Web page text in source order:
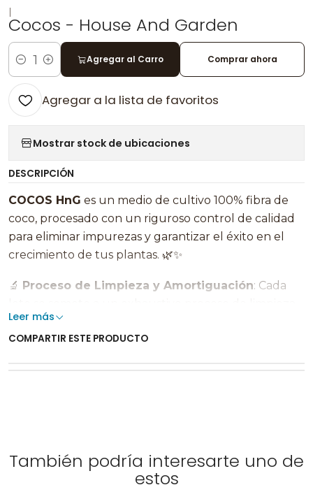
|
Cocos - House And Garden
Cantidad
Agregar al Carro Comprar ahora
Agregar a la lista de favoritos
Mostrar stock de ubicaciones
DESCRIPCIÓN
COCOS HnG es un medio de cultivo 100% fibra de
coco, procesado con un riguroso control de calidad
para eliminar impurezas y garantizar el éxito en el
crecimiento de tus plantas. 🌿✨
🔬 Proceso de Limpieza y Amortiguación: Cada
eliminando cualquier impureza para asegurar un
entorno de cultivo limpio y saludable. 🧼🌍
🔬Control de Calidad de Clase Mundial : Gracias a
nuestros laboratorios avanzados, garantizamos una
Leer más
COMPARTIR ESTE PRODUCTO
También podría interesarte uno de
estos